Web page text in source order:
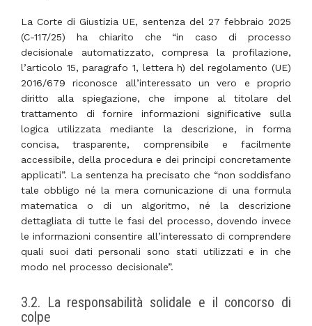
La Corte di Giustizia UE, sentenza del 27 febbraio 2025
(C-117/25) ha chiarito che “in caso di processo
decisionale automatizzato, compresa la profilazione,
l’articolo 15, paragrafo 1, lettera h) del regolamento (UE)
2016/679 riconosce all’interessato un vero e proprio
diritto alla spiegazione, che impone al titolare del
trattamento di fornire informazioni significative sulla
logica utilizzata mediante la descrizione, in forma
concisa, trasparente, comprensibile e facilmente
accessibile, della procedura e dei principi concretamente
applicati”. La sentenza ha precisato che “non soddisfano
tale obbligo né la mera comunicazione di una formula
matematica o di un algoritmo, né la descrizione
dettagliata di tutte le fasi del processo, dovendo invece
le informazioni consentire all’interessato di comprendere
quali suoi dati personali sono stati utilizzati e in che
modo nel processo decisionale”.
3.2. La responsabilità solidale e il concorso di
colpe